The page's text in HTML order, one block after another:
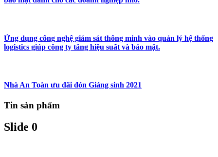
Ứng dụng công nghệ giám sát thông minh vào quản lý hệ thống
logistics giúp công ty tăng hiệu suất và bảo mật.
Nhà An Toàn ưu đãi đón Giáng sinh 2021
Tin sản phẩm
Slide 0